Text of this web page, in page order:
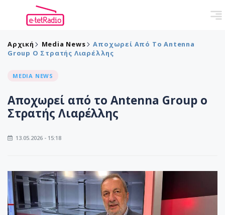
Αρχική Media News
Αποχωρεί Από Το Antenna
Group Ο Στρατής Λιαρέλλης
MEDIA NEWS
Αποχωρεί από το Antenna Group ο
Στρατής Λιαρέλλης
13.05.2026 - 15:18